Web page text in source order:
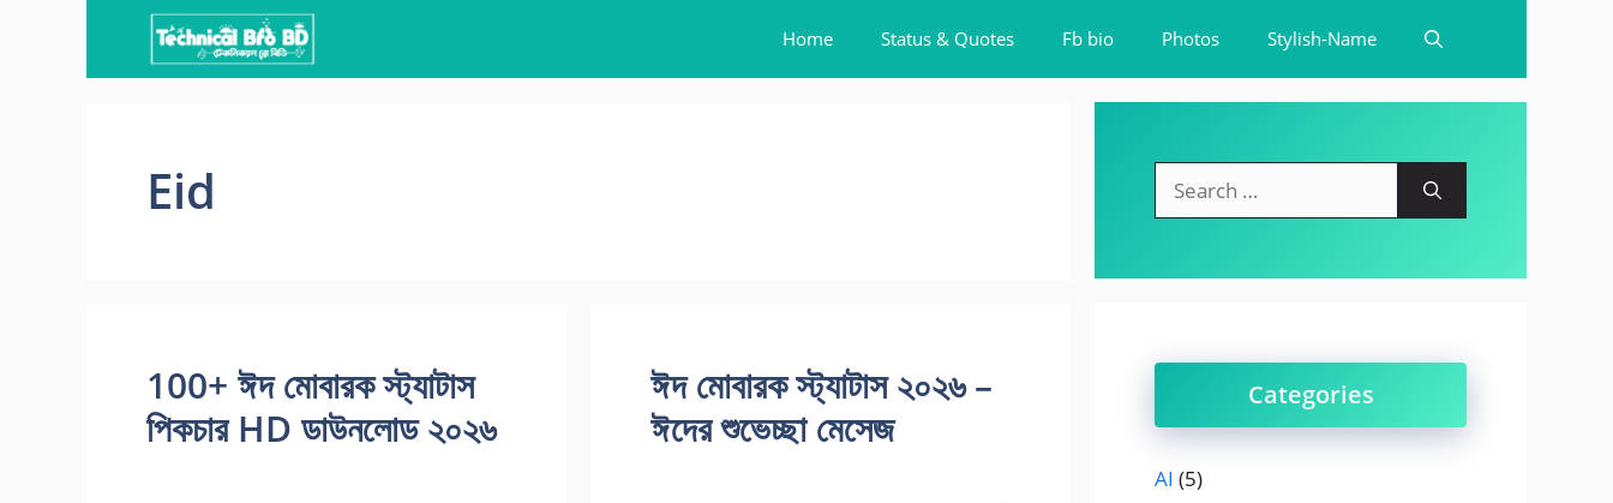
Home Status & Quotes Fb bio Photos Stylish-Name
Eid
100+ ঈদ মোবারক স্ট্যাটাস
পিকচার HD ডাউনলোড ২০২৬
ঈদ মোবারক স্ট্যাটাস ২০২৬ –
ঈদের শুভেচ্ছা মেসেজ
for:
Categories
AI (5)